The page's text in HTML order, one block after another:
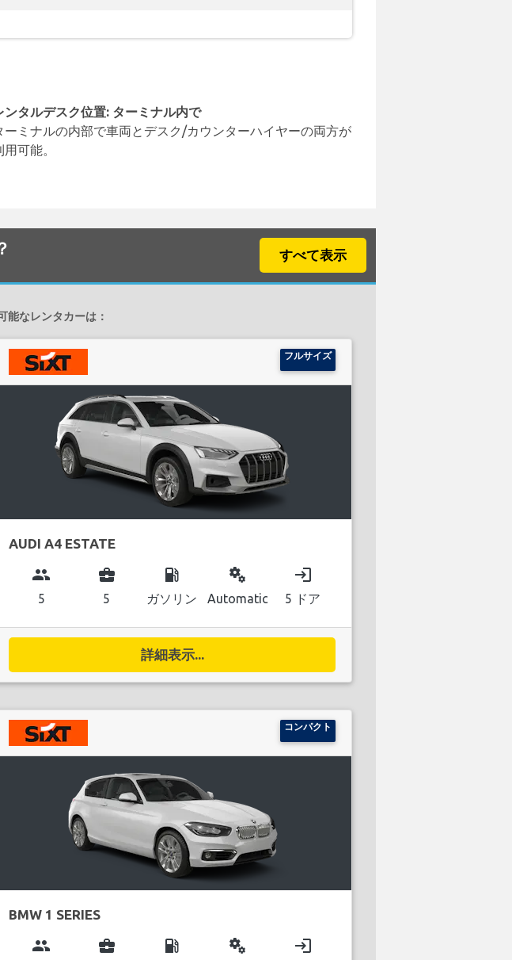
ンタルデスク位置: ターミナル内で
ーミナルの内部で車両とデスク/カウンターハイヤーの両方が
用可能。
すべて表示
なレンタカーは：
フルサイズ
AUDI A4 ESTATE
group
5
business_center
5
local_gas_station
ガソリン
miscellaneous_services
Automatic
login
5 ドア
詳細表示...
コンパクト
BMW 1 SERIES
group business_center local_gas_station miscellaneous_services login